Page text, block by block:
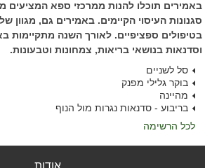
באמירים תוכלו להנות ממרכזי ספא המציעים
סגנונות העיסוי הקיימים. באמירים גם,
בטיפולים ספציפיים. לאורך השנה מתקיימות
וסדנאות בנושאי בריאות, צמחונות וטבעונות.
סל לשניים
בוקר גלילי מפנק
מהיינה
בריבוע - סדנאות נגרות מול הנוף
לכל הרשימה
אודות